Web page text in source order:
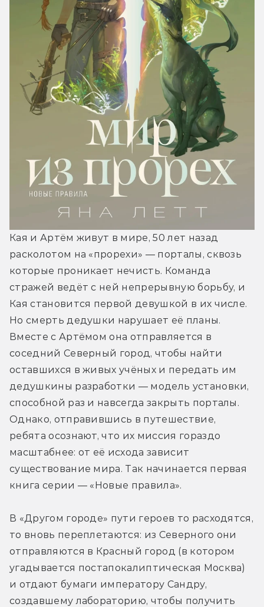
Кая и Артём живут в мире, 50 лет назад
расколотом на «прорехи» — порталы, сквозь
которые проникает нечисть. Команда
стражей ведёт с ней непрерывную борьбу, и
Кая становится первой девушкой в их числе.
Но смерть дедушки нарушает её планы.
Вместе с Артёмом она отправляется в
соседний Северный город, чтобы найти
оставшихся в живых учёных и передать им
дедушкины разработки — модель установки,
способной раз и навсегда закрыть порталы.
Однако, отправившись в путешествие,
ребята осознают, что их миссия гораздо
масштабнее: от её исхода зависит
существование мира. Так начинается первая
книга серии — «Новые правила».
В «Другом городе» пути героев то расходятся,
то вновь переплетаются: из Северного они
отправляются в Красный город (в котором
угадывается постапокалиптическая Москва)
и отдают бумаги императору Сандру,
создавшему лабораторию, чтобы получить